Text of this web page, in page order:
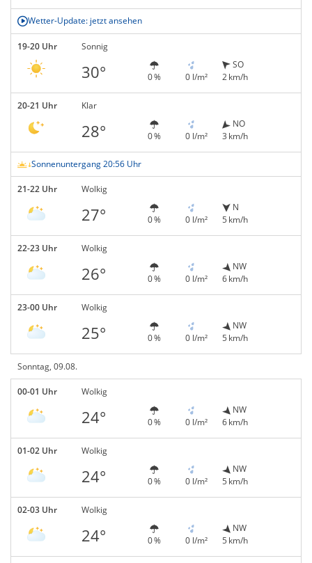
Wetter-Update: jetzt ansehen
19-20 Uhr Sonnig
30° 0 % 0 l/m²
SO
2 km/h
20-21 Uhr Klar
28° 0 % 0 l/m²
NO
3 km/h
Sonnenuntergang 20:56 Uhr
21-22 Uhr Wolkig
27° 0 % 0 l/m²
N
5 km/h
22-23 Uhr Wolkig
26° 0 % 0 l/m²
NW
6 km/h
23-00 Uhr Wolkig
25° 0 % 0 l/m²
NW
5 km/h
Sonntag, 09.08.
00-01 Uhr Wolkig
24° 0 % 0 l/m²
NW
6 km/h
01-02 Uhr Wolkig
24° 0 % 0 l/m²
NW
5 km/h
02-03 Uhr Wolkig
24° 0 % 0 l/m²
NW
5 km/h